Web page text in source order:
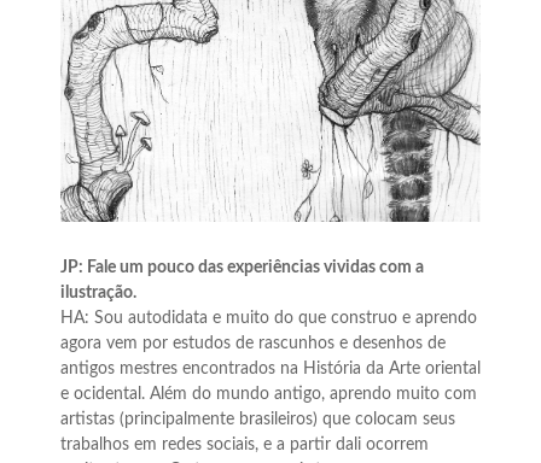
JP: Fale um pouco das experiências vividas com a
ilustração.
HA: Sou autodidata e muito do que construo e aprendo
agora vem por estudos de rascunhos e desenhos de
antigos mestres encontrados na História da Arte oriental
e ocidental. Além do mundo antigo, aprendo muito com
artistas (principalmente brasileiros) que colocam seus
trabalhos em redes sociais, e a partir dali ocorrem